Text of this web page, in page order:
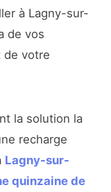
à Lagny-sur-
de vos
de votre
la solution la
recharge
Lagny-sur-
quinzaine de